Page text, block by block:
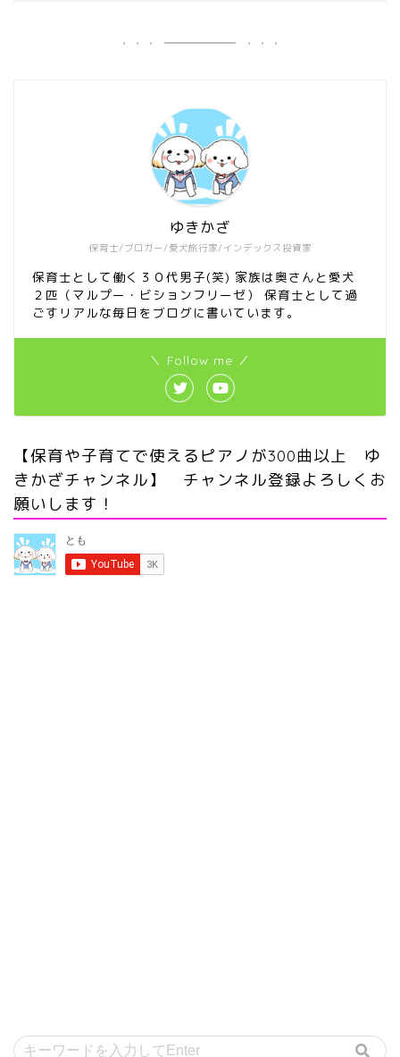
保育士/ブロガー/愛犬旅行家/インデックス投資家
ゆきかざ
保育士として働く３０代男子(笑) 家族は奥さんと愛犬
２匹（マルプー・ビションフリーゼ） 保育士として過
ごすリアルな毎日をブログに書いています。
＼ Follow me ／
【保育や子育てで使えるピアノが300曲以上 ゆ
きかざチャンネル】 チャンネル登録よろしくお
願いします！